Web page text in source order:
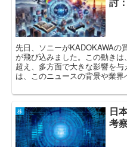
先日、ソニーがKADOKAWAの
が飛び込みました。この動き
超え、多方面で大きな影響を
は、このニュースの背景や業
株
日
考